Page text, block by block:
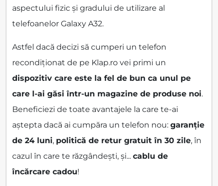
aspectului fizic și gradului de utilizare al
telefoanelor Galaxy A32.
Astfel dacă decizi să cumperi un telefon
recondiționat de pe Klap.ro vei primi un
dispozitiv care este la fel de bun ca unul pe
care l-ai găsi într-un magazine de produse noi.
Beneficiezi de toate avantajele la care te-ai
aștepta dacă ai cumpăra un telefon nou: garanție
de 24 luni, politică de retur gratuit în 30 zile, în
cazul în care te răzgândești, și... cablu de
încărcare cadou!